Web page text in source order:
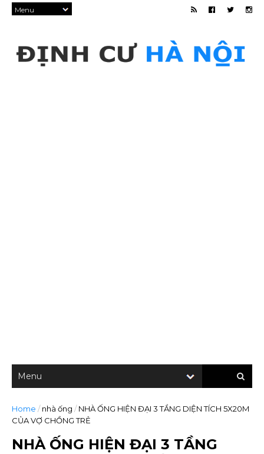
Home / nhà ống / NHÀ ỐNG HIỆN ĐẠI 3 TẦNG DIỆN TÍCH 5X20M
CỦA VỢ CHỒNG TRẺ
NHÀ ỐNG HIỆN ĐẠI 3 TẦNG